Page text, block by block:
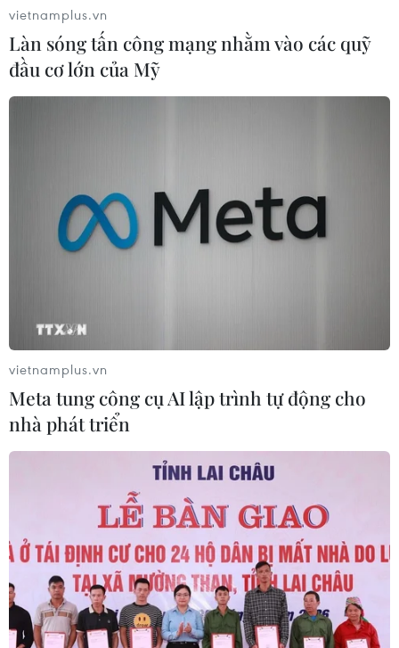
TIN CÙNG CHUYÊN MỤC
Meta tung công cụ AI lập trình tự
động cho nhà phát triển
thuộc phần lớn vào đối tác OpenAI
06/08/2026 06:31
doanh nghiệp công nghệ chiến lược
Việt Nam hướng tới làm
chủ 10 công nghệ lõi vào năm 2030
Ngày An ninh mạng Việt Nam: Kiến
tạo không gian mạng an toàn, nhân
văn
06/08/2026 02:49
vietnamplus.vn
Làn sóng tấn công mạng nhằm vào các quỹ
đầu cơ lớn của Mỹ
vietnamplus.vn
Meta tung công cụ AI lập trình tự động cho
nhà phát triển